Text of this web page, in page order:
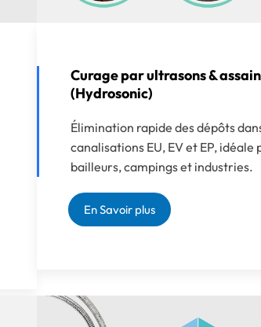
Curage par ultrasons &
(Hydrosonic)
Élimination rapide des dépôts
canalisations EU, EV et EP, idéale
bailleurs, campings et industries.
En Savoir plus